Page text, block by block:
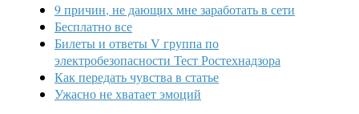
9 причин, не дающих мне заработать в сети
Бесплатно все
Билеты и ответы V группа по
электробезопасности Тест Ростехнадзора
Как передать чувства в статье
Ужасно не хватает эмоций